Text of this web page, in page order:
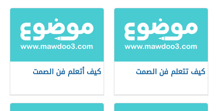
كيف تتعلم فن الصمت كيف أتعلم فن الصمت